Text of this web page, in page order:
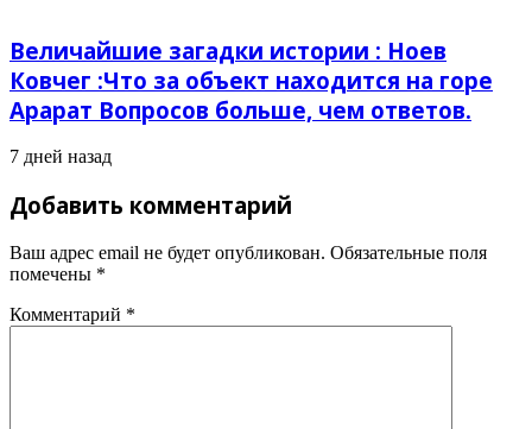
Величайшие загадки истории : Ноев
Ковчег :Что за объект находится на горе
Арарат Вопросов больше, чем ответов.
7 дней назад
Добавить комментарий
Ваш адрес email не будет опубликован. Обязательные поля
помечены *
Комментарий *